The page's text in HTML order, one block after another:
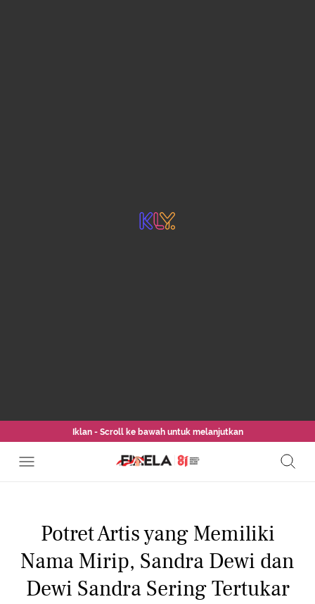
Iklan - Scroll ke bawah untuk melanjutkan
Potret Artis yang Memiliki
Nama Mirip, Sandra Dewi dan
Dewi Sandra Sering Tertukar